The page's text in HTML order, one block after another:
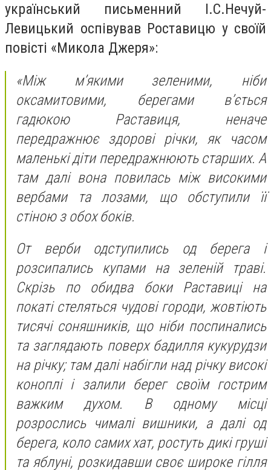
український письменний І.С.Нечуй-
Левицький оспівував Роставицю у своїй
повісті «Микола Джеря»:
«Мiж м’якими зеленими, нiби
оксамитовими, берегами в’ється
гадюкою Раставиця, неначе
передражнює здоровi рiчки, як часом
маленькi дiти передражнюють старших. А
там далi вона повилась мiж високими
вербами та лозами, що обступили її
стiною з обох бокiв.
От верби одступились од берега i
розсипались купами на зеленiй травi.
Скрiзь по обидва боки Раставицi на
покатi стеляться чудовi городи, жовтiють
тисячi соняшникiв, що нiби поспинались
та заглядають поверх бадилля кукурудзи
на рiчку; там далi набiгли над рiчку високi
коноплi i залили берег своїм гострим
важким духом. В одному мiсцi
розрослись чималi вишники, а далi од
берега, коло самих хат, ростуть дикi грушi
та яблунi, розкидавши своє широке гiлля